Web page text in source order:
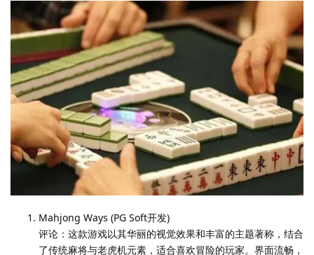
Mahjong Ways (PG Soft开发)
评论：这款游戏以其华丽的视觉效果和丰富的主题著称，结合
了传统麻将与老虎机元素，适合喜欢冒险的玩家。界面流畅，